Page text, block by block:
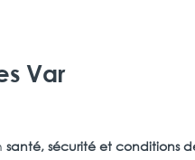
Var
santé, sécurité et conditions